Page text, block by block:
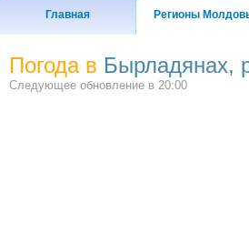
Главная Регионы
Погода в Бырладянах,
Следующее обновление в 20:00